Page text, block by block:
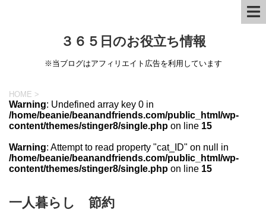
３６５日のお役立ち情報
※当ブログはアフィリエイト広告を利用しています
HOME >
Warning: Undefined array key 0 in
/home/beanie/beanandfriends.com/public_html/wp-
content/themes/stinger8/single.php on line 15
Warning: Attempt to read property "cat_ID" on null in
/home/beanie/beanandfriends.com/public_html/wp-
content/themes/stinger8/single.php on line 15
一人暮らし 節約